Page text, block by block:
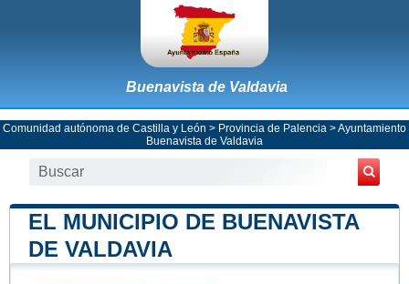
Buenavista de Valdavia
Comunidad autónoma de Castilla y León > Provincia de Palencia >Ayuntamiento
Buenavista de Valdavia
EL MUNICIPIO DE BUENAVISTA
DE VALDAVIA